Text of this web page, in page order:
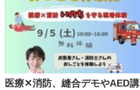
医療✕消防、縫合デモやAED講